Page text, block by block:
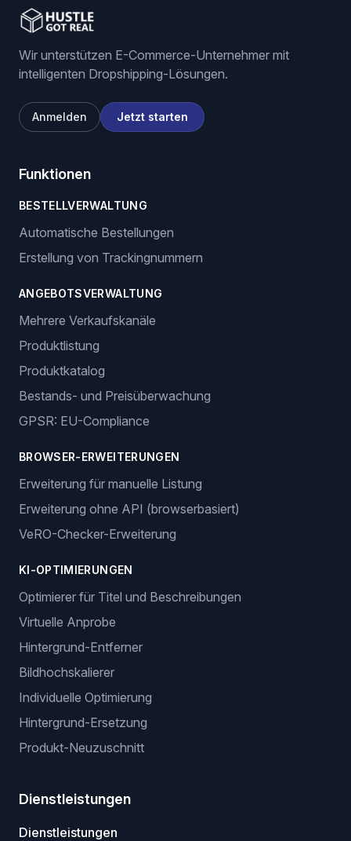
Wir unterstützen E-Commerce-Unternehmer mit
intelligenten Dropshipping-Lösungen.
Anmelden Jetzt starten
Funktionen
BESTELLVERWALTUNG
Automatische Bestellungen
Erstellung von Trackingnummern
ANGEBOTSVERWALTUNG
Mehrere Verkaufskanäle
Produktlistung
Produktkatalog
Bestands- und Preisüberwachung
GPSR: EU-Compliance
BROWSER-ERWEITERUNGEN
Erweiterung für manuelle Listung
Erweiterung ohne API (browserbasiert)
VeRO-Checker-Erweiterung
KI-OPTIMIERUNGEN
Optimierer für Titel und Beschreibungen
Virtuelle Anprobe
Hintergrund-Entferner
Bildhochskalierer
Individuelle Optimierung
Hintergrund-Ersetzung
Produkt-Neuzuschnitt
Dienstleistungen
Dienstleistungen